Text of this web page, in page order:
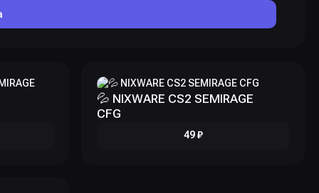
💦 NIXWARE CS2 SEMIRAGE
CFG
49 ₽